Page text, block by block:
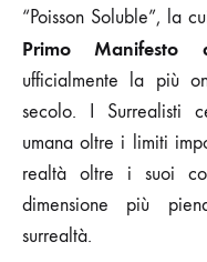
“Poisson Soluble”, la
Primo Manifesto
ufficialmente la più
secolo. I Surrealisti
umana oltre i limiti
realtà oltre i suoi
dimensione più
surrealtà.